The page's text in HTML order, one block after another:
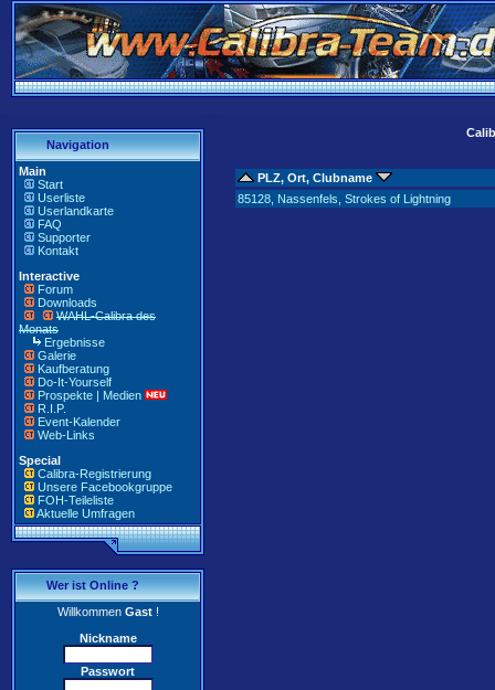
Navigation
Main
Start
Userliste
Userlandkarte
FAQ
Supporter
Kontakt
Interactive
Forum
Downloads
WAHL-Calibra des
Monats
Ergebnisse
Galerie
Kaufberatung
Do-It-Yourself
Prospekte | Medien
R.I.P.
Event-Kalender
Web-Links
Special
Calibra-Registrierung
Unsere Facebookgruppe
FOH-Teileliste
Aktuelle Umfragen
Wer ist Online ?
WillkommenGast!
Nickname
Passwort
PLZ, Ort, Clubname
85128, Nassenfels, Strokes of Lightning